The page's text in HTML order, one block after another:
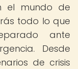
el mundo de
todo lo que
ante
Desde
de crisis